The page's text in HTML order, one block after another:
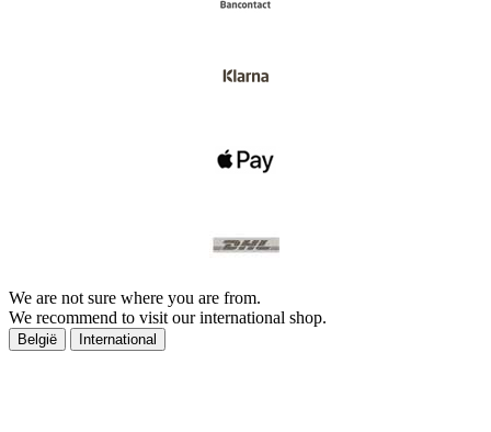
We are not sure where you are from.
We recommend to visit our international shop.
België International